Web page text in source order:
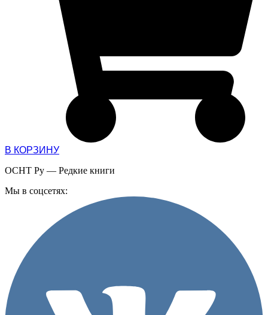
В КОРЗИНУ
ОСНТ Ру — Редкие книги
Мы в соцсетях: